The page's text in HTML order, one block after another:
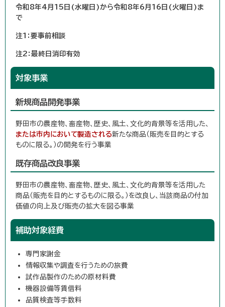
令和8年4月15日(水曜日)から令和8年6月16日(火曜日)ま
で
注1：要事前相談
注2：最終日消印有効
対象事業
新規商品開発事業
野田市の農産物、畜産物、歴史、風土、文化的背景等を活用した、
または市内において製造される新たな商品（販売を目的とする
ものに限る。）の開発を行う事業
既存商品改良事業
野田市の農産物、畜産物、歴史、風土、文化的背景等を活用した
商品（販売を目的とするものに限る。）を改良し、当該商品の付加
価値の向上及び販売の拡大を図る事業
補助対象経費
専門家謝金
情報収集や調査を行うための旅費
試作品製作のための原材料費
機器設備等賃借料
品質検査等手数料